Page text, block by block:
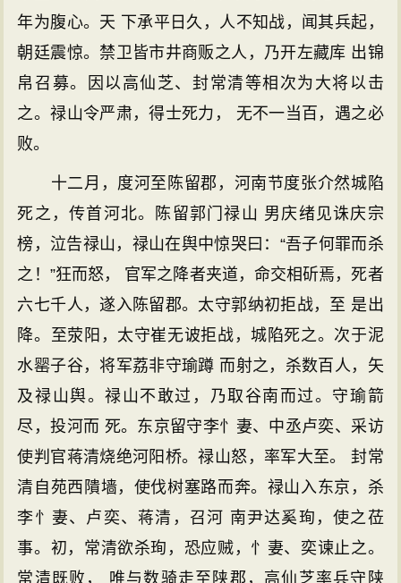
年为腹心。天 下承平日久，人不知战，闻其兵起，
朝廷震惊。禁卫皆市井商贩之人，乃开左藏库 出锦
帛召募。因以高仙芝、封常清等相次为大将以击
之。禄山令严肃，得士死力， 无不一当百，遇之必
败。
十二月，度河至陈留郡，河南节度张介然城陷
死之，传首河北。陈留郭门禄山 男庆绪见诛庆宗
榜，泣告禄山，禄山在舆中惊哭曰：“吾子何罪而杀
之！”狂而怒， 官军之降者夹道，命交相斫焉，死者
六七千人，遂入陈留郡。太守郭纳初拒战，至 是出
降。至荥阳，太守崔无诐拒战，城陷死之。次于泥
水罂子谷，将军荔非守瑜蹲 而射之，杀数百人，矢
及禄山舆。禄山不敢过，乃取谷南而过。守瑜箭
尽，投河而 死。东京留守李忄妻、中丞卢奕、采访
使判官蒋清烧绝河阳桥。禄山怒，率军大至。 封常
清自苑西隤墙，使伐树塞路而奔。禄山入东京，杀
李忄妻、卢奕、蒋清，召河 南尹达奚珣，使之莅
事。初，常清欲杀珣，恐应贼，忄妻、奕谏止之。
常清既败， 唯与数骑走至陕郡，高仙芝率兵守陕